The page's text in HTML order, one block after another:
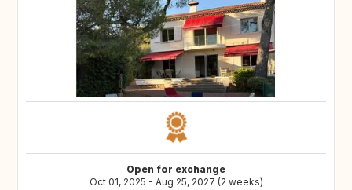
Open for exchange
Oct 01, 2025 - Aug 25, 2027 (2 weeks)